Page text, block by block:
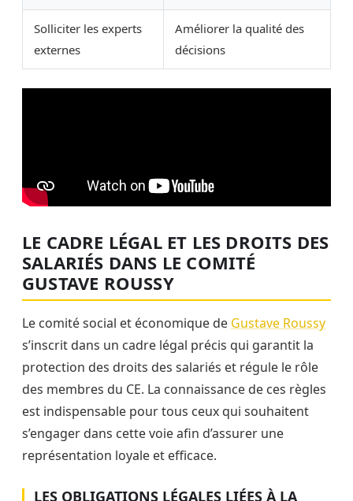
Solliciter les experts
externes
Améliorer la qualité des
décisions
LE CADRE LÉGAL ET LES DROITS DES
SALARIÉS DANS LE COMITÉ
GUSTAVE ROUSSY
Le comité social et économique de Gustave Roussy
s’inscrit dans un cadre légal précis qui garantit la
protection des droits des salariés et régule le rôle
des membres du CE. La connaissance de ces règles
est indispensable pour tous ceux qui souhaitent
s’engager dans cette voie afin d’assurer une
représentation loyale et efficace.
LES OBLIGATIONS LÉGALES LIÉES À LA